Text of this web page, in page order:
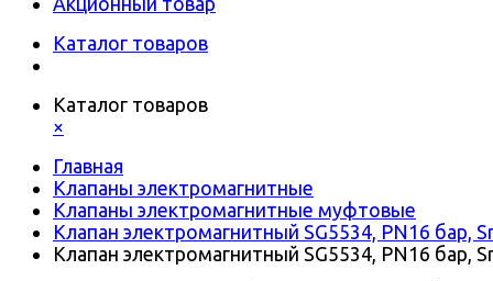
Каталог товаров
Каталог товаров
×
Главная
Клапаны электромагнитные
Клапаны электромагнитные муфтовые
Клапан электромагнитный SG5534, PN16 бар,
Клапан электромагнитный SG5534, PN16 бар,